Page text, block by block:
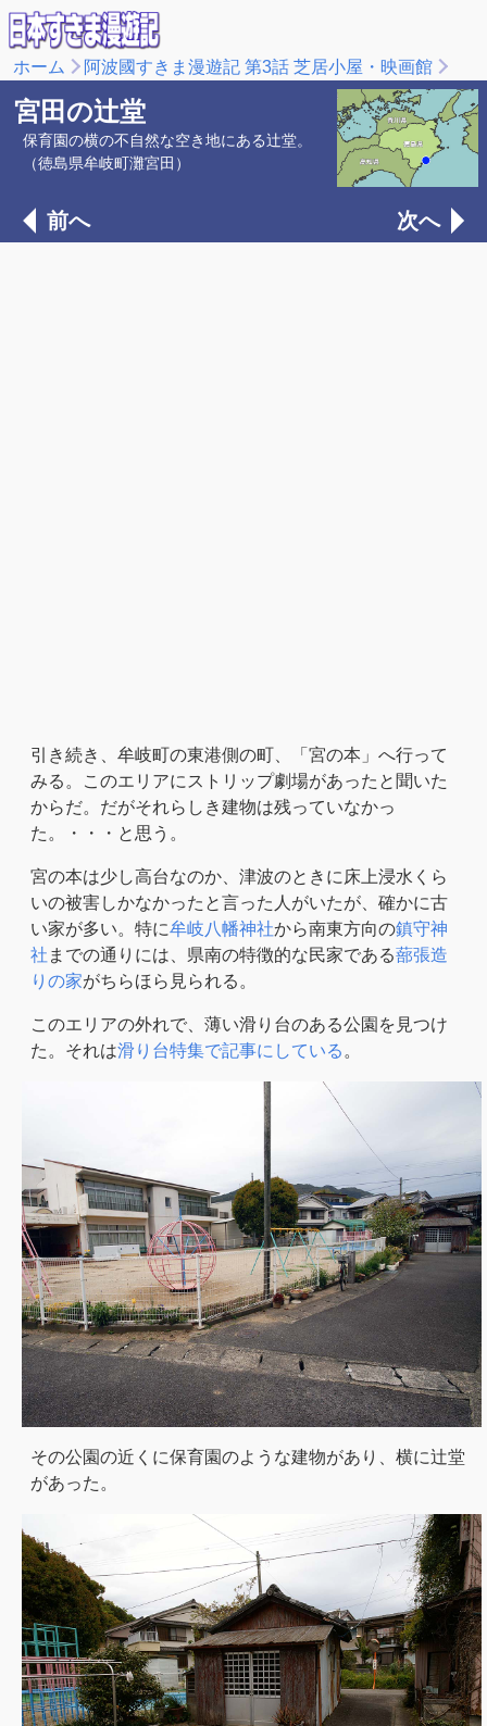
ホーム 阿波國すきま漫遊記 第3話 芝居小屋・映画館
宮田の辻堂
保育園の横の不自然な空き地にある辻堂。
（徳島県牟岐町灘宮田）
前へ 次へ
引き続き、牟岐町の東港側の町、「宮の本」へ行って
みる。このエリアにストリップ劇場があったと聞いた
からだ。だがそれらしき建物は残っていなかっ
た。・・・と思う。
宮の本は少し高台なのか、津波のときに床上浸水くら
いの被害しかなかったと言った人がいたが、確かに古
い家が多い。特に牟岐八幡神社から南東方向の鎮守神
社 までの通りには、県南の特徴的な民家である蔀張造
りの家がちらほら見られる。
このエリアの外れで、薄い滑り台のある公園を見つけ
た。それは滑り台特集で記事にしている 。
その公園の近くに保育園のような建物があり、横に辻堂
があった。